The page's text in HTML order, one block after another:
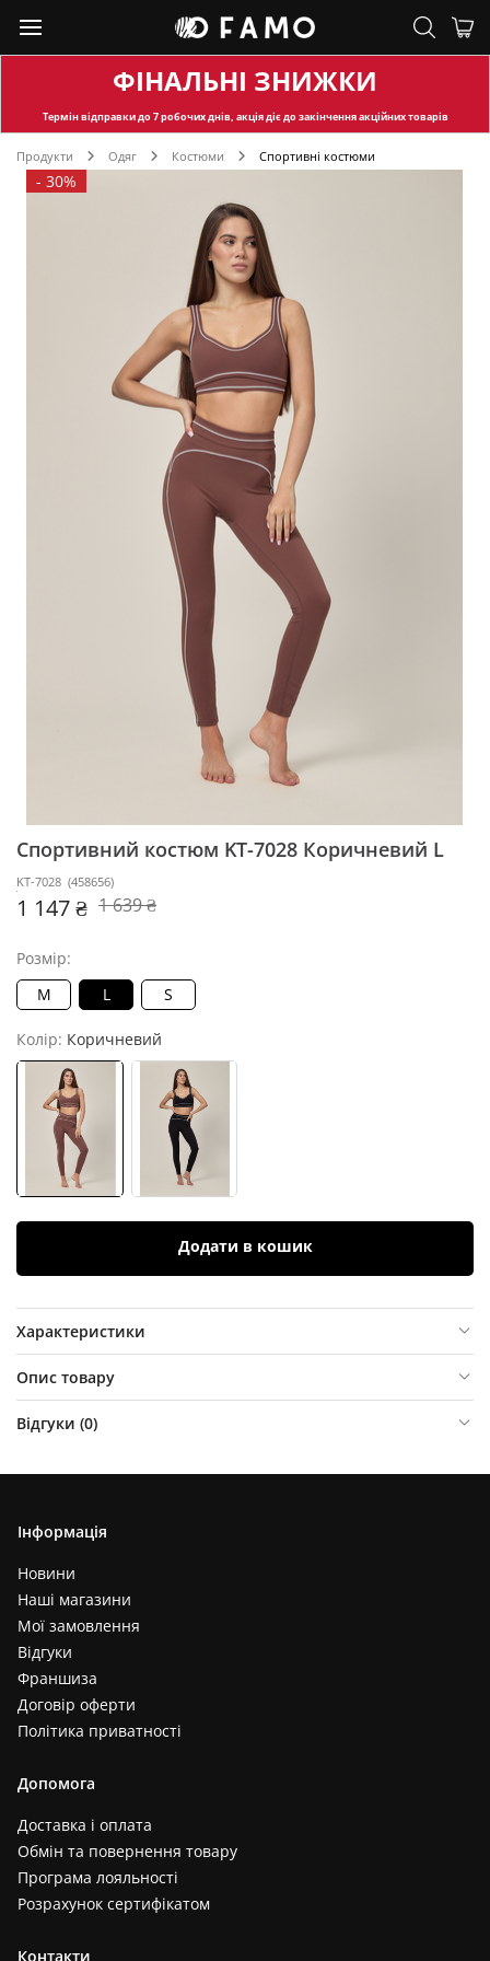
ФІНАЛЬНІ ЗНИЖКИ
Термін відправкидо 7 робочих днів, акція діє до закінчення акційних товарів
Продукти Одяг Костюми Спортивні костюми
- 30%
Спортивний костюм KT-7028 Коричневий L
KT-7028 (458656)
1 147 ₴ 1 639 ₴
Розмір:
M
L S
Колір: Коричневий
Додати в кошик
Характеристики
Опис товару
Відгуки (0)
Інформація
Новини
Наші магазини
Мої замовлення
Відгуки
Франшиза
Договір оферти
Політика приватності
Допомога
Доставка і оплата
Обмін та повернення товару
Програма лояльності
Розрахунок сертифікатом
Контакти